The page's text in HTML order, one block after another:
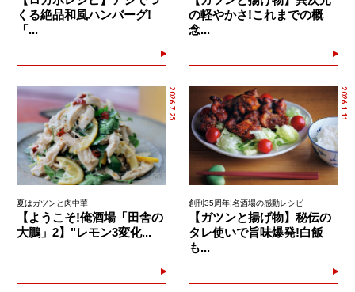
くる絶品和風ハンバーグ!
「...
の軽やかさ!これまでの概
念...
2026.7.25
夏はガツンと肉中華
【ようこそ!俺酒場「田舎の
大鵬」2】"レモン3変化...
2026.1.11
創刊35周年!名酒場の感動レシピ
【ガツンと揚げ物】秘伝の
タレ使いで旨味爆発!白飯
も...